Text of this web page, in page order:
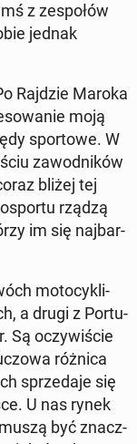
z ze­spo­łów
jednak
Rajdzie Maroka
moją
spor­to­we. W
za­wod­ni­ków
bliżej tej
rządzą
im się naj­bar­
mo­to­cy­kli­
a drugi z Por­tu­
Są oczy­wi­ście
różnica
sprze­da­je się
U nas rynek
być znacz­